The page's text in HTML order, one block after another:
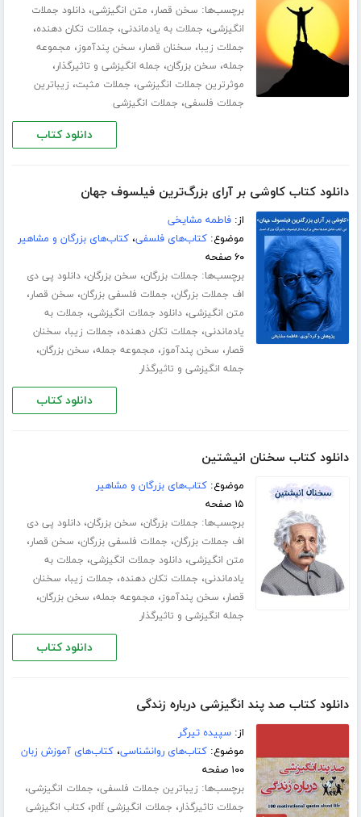
برچسب‌ها: سخن قصار، متن انگیزشی،دانلود جملات
انگیزشی، جملات به یادماندنی، جملات تکان دهنده،
جملات زیبا، سخنان قصار، سخن پندآموز، مجموعه
جمله، سخن بزرگان، جمله انگیزشی و تاثیرگذار،
موثرترین جملات انگیزشی، جملات مثبت، زیباترین
جملات فلسفی، جملات انگیزشی
دانلود کتاب
دانلود کتاب کاوشی بر آرای بزرگ‌ترین فیلسوف جهان
از:فاطمه مشایخی
موضوع:کتاب‌های فلسفی،کتاب‌های بزرگان و مشاهیر
۶۰ صفحه
برچسب‌ها: جملات بزرگان، سخن بزرگان،دانلود پی دی
اف جملات بزرگان، جملات فلسفی بزرگان، سخن قصار،
متن انگیزشی،دانلود جملات انگیزشی، جملات به
یادماندنی، جملات تکان دهنده، جملات زیبا، سخنان
قصار، سخن پندآموز، مجموعه جمله، سخن بزرگان،
جمله انگیزشی و تاثیرگذار
دانلود کتاب
دانلود کتاب سخنان انیشتین
موضوع:کتاب‌های بزرگان و مشاهیر
۱۵ صفحه
برچسب‌ها: جملات بزرگان، سخن بزرگان،دانلود پی دی
اف جملات بزرگان، جملات فلسفی بزرگان، سخن قصار،
متن انگیزشی،دانلود جملات انگیزشی، جملات به
یادماندنی، جملات تکان دهنده، جملات زیبا، سخنان
قصار، سخن پندآموز، مجموعه جمله، سخن بزرگان،
جمله انگیزشی و تاثیرگذار
دانلود کتاب
دانلود کتاب صد پند انگیزشی درباره زندگی
از:سپیده تیرگر
موضوع:کتاب‌های روانشناسی،کتاب‌های آموزش زبان
۱۰۰ صفحه
برچسب‌ها: زیباترین جملات فلسفی، جملات انگیزشی،
جملات تاثیرگذار، جملات انگیزشی pdf ،کتاب انگیزشی